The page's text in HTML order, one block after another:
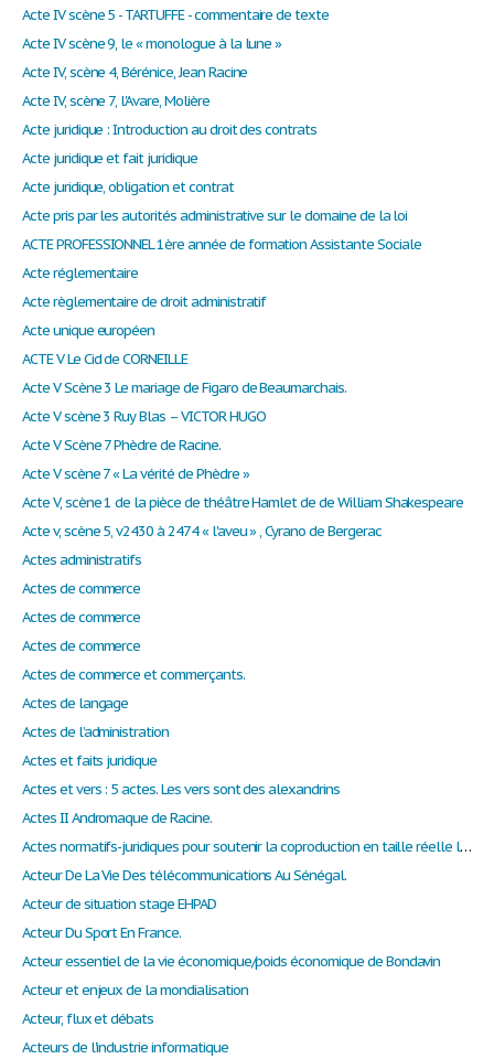
Acte IV scène 5 - TARTUFFE - commentaire de texte
Acte IV scène 9, le « monologue à la lune »
Acte IV, scène 4, Bérénice, Jean Racine
Acte IV, scène 7, l'Avare, Molière
Acte juridique : Introduction au droit des contrats
Acte juridique et fait juridique
Acte juridique, obligation et contrat
Acte pris par les autorités administrative sur le domaine de la loi
ACTE PROFESSIONNEL 1ère année de formation Assistante Sociale
Acte réglementaire
Acte règlementaire de droit administratif
Acte unique européen
ACTE V Le Cid de CORNEILLE
Acte V Scène 3 Le mariage de Figaro de Beaumarchais.
Acte V scène 3 Ruy Blas – VICTOR HUGO
Acte V Scène 7 Phèdre de Racine.
Acte V scène 7 « La vérité de Phèdre »
Acte V, scène 1 de la pièce de théâtre Hamlet de de William Shakespeare
Acte v, scène 5, v2430 à 2474 « l'aveu » , Cyrano de Bergerac
Actes administratifs
Actes de commerce
Actes de commerce
Actes de commerce
Actes de commerce et commerçants.
Actes de langage
Actes de l’administration
Actes et faits juridique
Actes et vers : 5 actes. Les vers sont des alexandrins
Actes II Andromaque de Racine.
Actes normatifs-juridiques pour soutenir la coproduction en taille réelle longs métrages, animations et documentaires
Acteur De La Vie Des télécommunications Au Sénégal.
Acteur de situation stage EHPAD
Acteur Du Sport En France.
Acteur essentiel de la vie économique/poids économique de Bondavin
Acteur et enjeux de la mondialisation
Acteur, flux et débats
Acteurs de l'industrie informatique